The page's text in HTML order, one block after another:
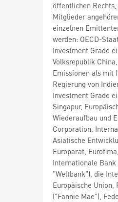
öffentlichen
Mitglieder
einzelnen
werden: OECD-
Investment Grade
Volksrepublik
Emissionen als mit
Regierung von
Investment Grade
Singapur,
Wiederaufbau und
Corporation,
Asiatische
Europarat,
Internationale
"Weltbank"), die
Europäische
("Fannie Mae"),